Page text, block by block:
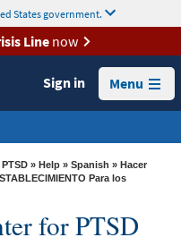
States government.
Linenow
Sign in Menu
» Help » Spanish » Hacer
Para los
for PTSD